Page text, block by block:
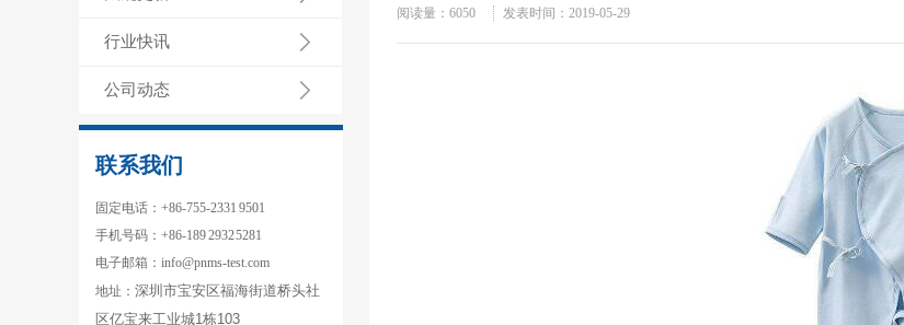
行业快讯
公司动态
联系我们
固定电话：+86-755-2331 9501
手机号码：+86-189 2932 5281
电子邮箱：info@pnms-test.com
地址： 深圳市宝安区福海街道桥头社
区亿宝来工业城1栋103
阅读量： 6050 发表时间：2019-05-29